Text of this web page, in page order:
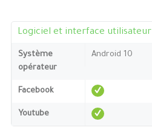
Logiciel et interface utilisateur
Système
opérateur
Android 10
Facebook
Youtube